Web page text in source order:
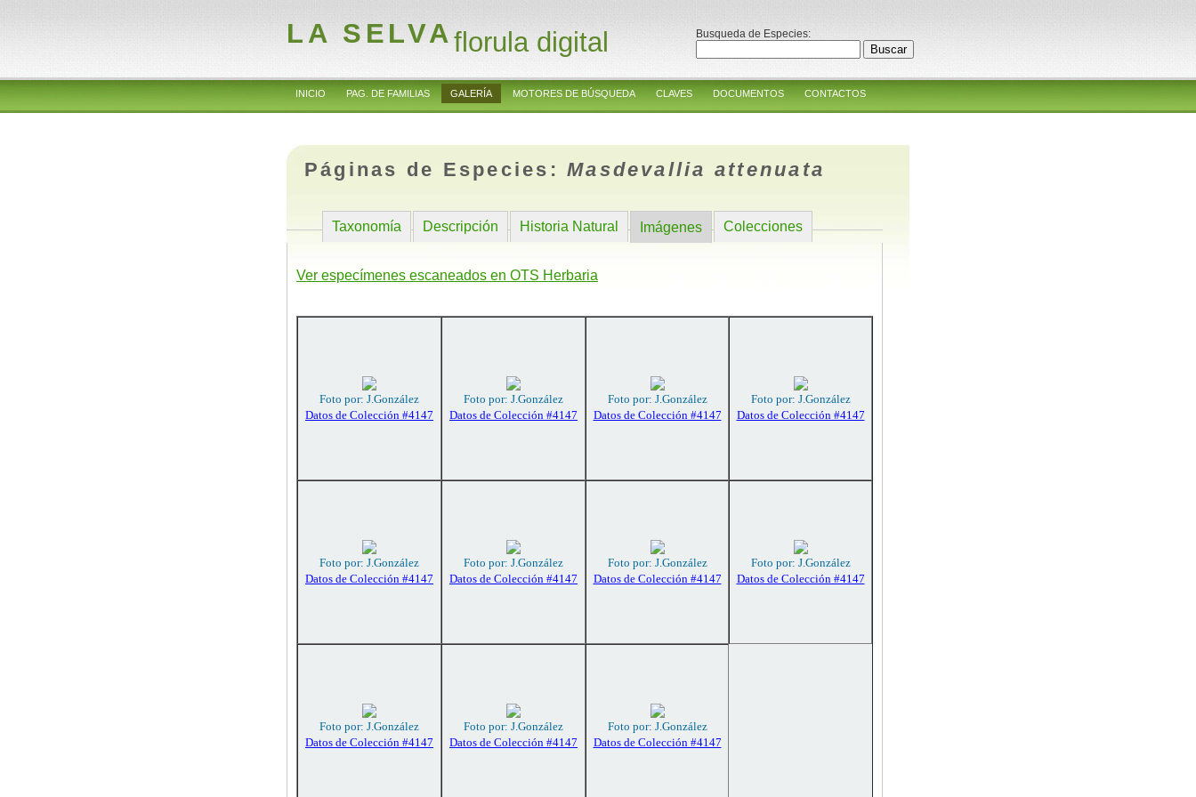
LA SELVAflorula digital Busqueda de Especies:
INICIO PAG. DE FAMILIAS GALERÍA MOTORES DE BÚSQUEDA CLAVES DOCUMENTOS CONTACTOS
Páginas de Especies:Masdevallia attenuata
Taxonomía Descripción Historia Natural Imágenes Colecciones
Ver especímenes escaneados en OTS Herbaria
Foto por: J.González
Datos de Colección #4147
Foto por: J.González
Datos de Colección #4147
Foto por: J.González
Datos de Colección #4147
Foto por: J.González
Datos de Colección #4147
Foto por: J.González
Datos de Colección #4147
Foto por: J.González
Datos de Colección #4147
Foto por: J.González
Datos de Colección #4147
Foto por: J.González
Datos de Colección #4147
Foto por: J.González
Datos de Colección #4147
Foto por: J.González
Datos de Colección #4147
Foto por: J.González
Datos de Colección #4147